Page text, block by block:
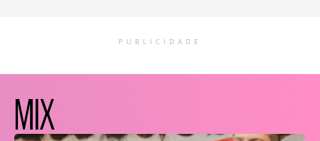
PUBLICIDADE
MIX